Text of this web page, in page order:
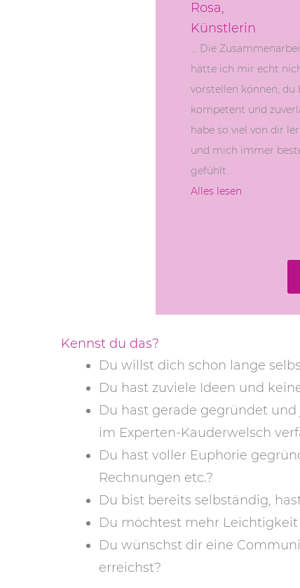
Rosa,
Künstlerin
… Die
hätte ich mir echt
vorstellen können, du
kompetent und
habe so viel von dir
und mich immer
gefühlt…
Alles lesen
Kennst du das?
Du willst dich schon lange
Du hast zuviele Ideen und
Du hast gerade gegründet
im Experten-Kauderwelsch
Du hast voller Euphorie
Rechnungen etc.?
Du bist bereits selbständig,
Du möchtest mehr
Du wünschst dir eine
erreichst?